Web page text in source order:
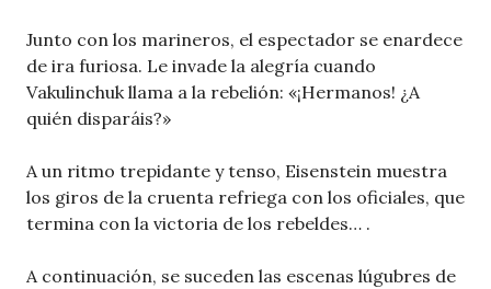
Junto con los marineros, el espectador se enardece
de ira furiosa. Le invade la alegría cuando
Vakulinchuk llama a la rebelión: «¡Hermanos! ¿A
quién disparáis?»
A un ritmo trepidante y tenso, Eisenstein muestra
los giros de la cruenta refriega con los oficiales, que
termina con la victoria de los rebeldes… .
A continuación, se suceden las escenas lúgubres de